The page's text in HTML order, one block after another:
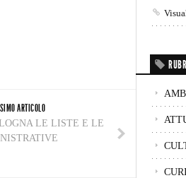
ARTICOLO
LE LISTE E LE